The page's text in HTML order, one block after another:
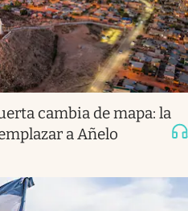
cambia de mapa: la
a Añelo